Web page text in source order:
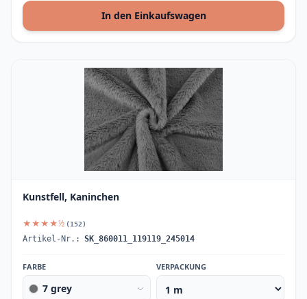
In den Einkaufswagen
Kunstfell, Kaninchen
★★★★½ (152)
Artikel-Nr.: SK_860011_119119_245014
FARBE
7 grey
VERPACKUNG